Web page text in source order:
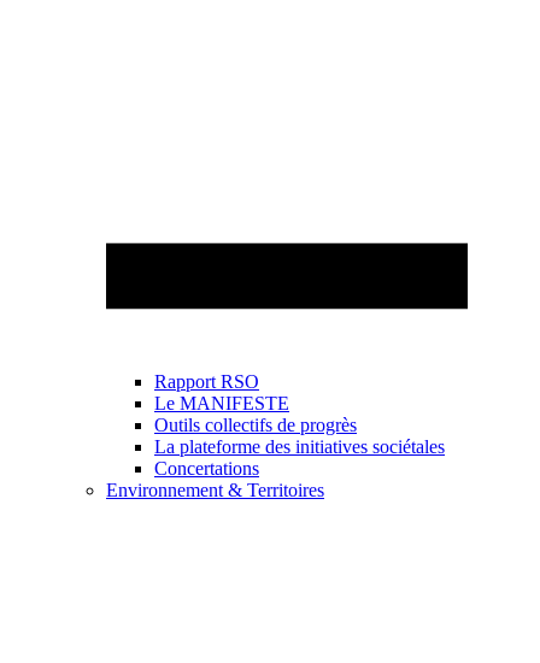
Rapport RSO
Le MANIFESTE
Outils collectifs de progrès
La plateforme des initiatives sociétales
Concertations
Environnement & Territoires